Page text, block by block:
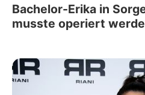
Bachelor-Erika in
musste operiert